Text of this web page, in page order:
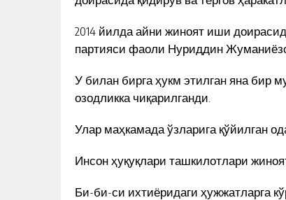
2014 йилда айни жиноят иши
партияси фаоли Нуриддин
У билан бирга ҳукм этилган яна бир
озодликка чиқарилганди.
Улар маҳкамада ўзларига қўйилган
Инсон ҳуқуқлари ташкилотлари
Би-би-си ихтиёридаги ҳужжатларга